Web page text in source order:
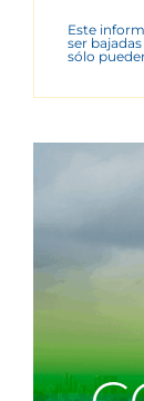
Este
ser
sólo